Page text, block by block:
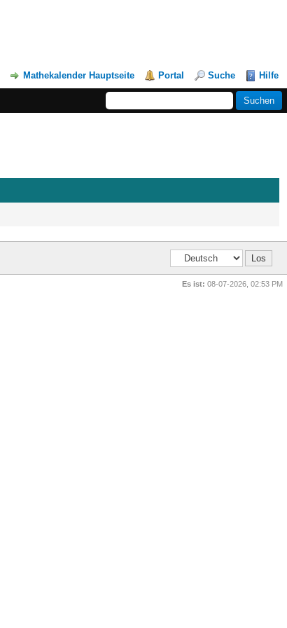
Mathekalender Hauptseite Portal Suche Hilfe
Es ist: 08-07-2026, 02:53 PM